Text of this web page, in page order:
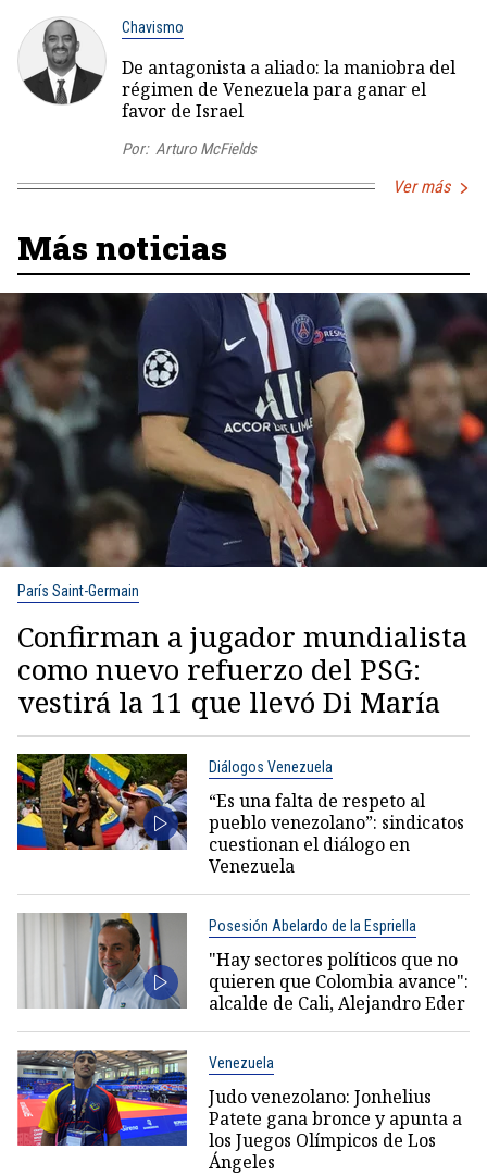
Chavismo
De antagonista a aliado: la maniobra del
régimen de Venezuela para ganar el
favor de Israel
Por: Arturo McFields
Ver más
Más noticias
París Saint-Germain
Confirman a jugador mundialista
como nuevo refuerzo del PSG:
vestirá la 11 que llevó Di María
Diálogos Venezuela
“Es una falta de respeto al
pueblo venezolano”: sindicatos
cuestionan el diálogo en
Venezuela
Posesión Abelardo de la Espriella
"Hay sectores políticos que no
quieren que Colombia avance":
alcalde de Cali, Alejandro Eder
Venezuela
Judo venezolano: Jonhelius
Patete gana bronce y apunta a
los Juegos Olímpicos de Los
Ángeles